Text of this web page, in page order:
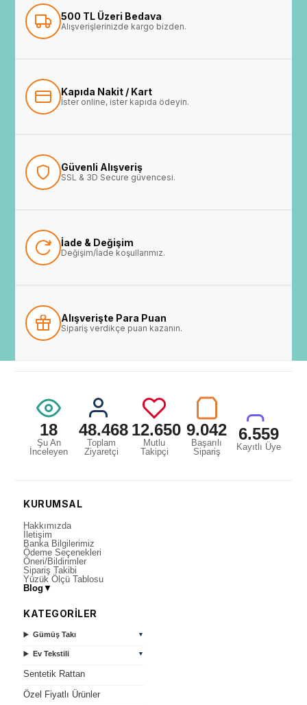
500 TL Üzeri Bedava
Alışverişlerinizde kargo bizden.
Kapıda Nakit / Kart
İster online, ister kapıda ödeyin.
Güvenli Alışveriş
SSL & 3D Secure güvencesi.
İade & Değişim
Değişim/İade koşullarımız.
Alışverişte Para Puan
Sipariş verdikçe puan kazanın.
18
Şu An
İnceleyen
48.468
Toplam
Ziyaretçi
12.650
Mutlu
Takipçi
9.042
Başarılı
Sipariş
6.559
Kayıtlı Üye
KURUMSAL
Hakkımızda
İletişim
Banka Bilgilerimiz
Ödeme Seçenekleri
Öneri/Bildirimler
Sipariş Takibi
Yüzük Ölçü Tablosu
Blog ▼
KATEGORİLER
Gümüş Takı ▼
Ev Tekstili ▼
Sentetik Rattan
Özel Fiyatlı Ürünler